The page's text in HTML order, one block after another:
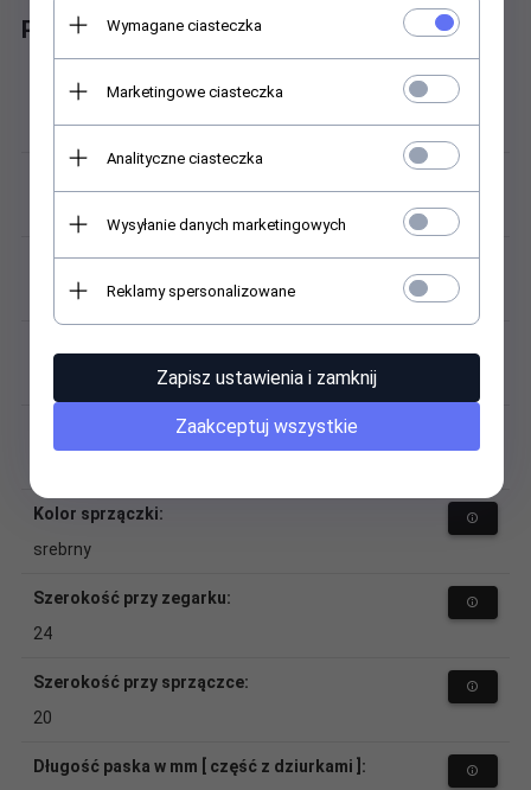
Parametry paska oryginalnego
Producent:
PACIFIC
W06-5S-24
Materiał (pasek):
skóra naturalna
Materiał (sprzączka):
Kolor sprzączki:
srebrny
Szerokość przy zegarku:
24
Szerokość przy sprzączce:
20
Długość paska w mm [ część z dziurkami ]:
Wymagane ciasteczka
Marketingowe ciasteczka
Analityczne ciasteczka
Wysyłanie danych marketingowych
Reklamy spersonalizowane
Zapisz ustawienia i zamknij
Zaakceptuj wszystkie